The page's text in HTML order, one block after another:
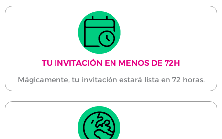
TU INVITACIÓN EN MENOS DE 72H
Mágicamente, tu invitación estará lista en 72 horas.